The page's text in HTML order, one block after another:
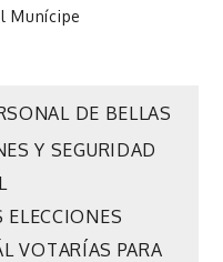
Munícipe
DE BELLAS
Y SEGURIDAD
ELECCIONES
VOTARÍAS PARA